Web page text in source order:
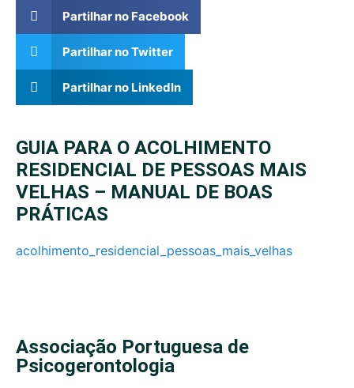
Partilhar no Facebook
Partilhar no Twitter
Partilhar no LinkedIn
GUIA PARA O ACOLHIMENTO
RESIDENCIAL DE PESSOAS MAIS
VELHAS – MANUAL DE BOAS
PRÁTICAS
acolhimento_residencial_pessoas_mais_velhas
Associação Portuguesa de
Psicogerontologia